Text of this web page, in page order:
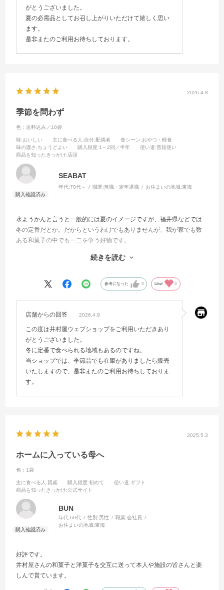
がとうございました。
夏の必需品としてお召し上がりいただけて嬉しく思い
ます。
是非またのご利用お待ちしております。
2026.4.8
季節を問わず
色：送料込み／10袋
味:おいしい 主に食べる人 :自分,配偶者 食シーン:おやつ・軽食
味の濃さ :ちょうどよい 購入頻度:1～2回／半年 使い道:普段使い
商品を知ったきっかけ:店頭
SEABAT
年代:70代～ 職業:無職・定年退職 お住まいの地域:東海
水ようかんと言うと一般的には夏のイメージですが、福井県などでは
冬の定番だとか。だからというわけでもありませんが、我が家でも数
ある和菓子の中でも一二を争う好物です。
と取り扱う店舗も少なくなり残念な限りです。
ただいております。
続きを読む
参考になった 0 Like! 0
店舗からの回答 2026.4.9
この度は井村屋ウェブショップをご利用いただきあり
がとうございました。
冬に定番で食べられる地域もあるのですね。
当ショップでは、季節品でも在庫がありましたら販売
いたしますので、是非またのご利用お待ちしておりま
す。
2025.5.3
ホームに入っている母へ
色：1袋
主に食べる人 :親戚 購入頻度:初めて 使い道:ギフト
商品を知ったきっかけ:公式サイト
BUN
年代:60代 性別:男性 職業:会社員
お住まいの地域:東海
好評です。
井村屋さんの和菓子と洋菓子を交互に送って本人や施設の皆さんと楽
しんで貰ています。